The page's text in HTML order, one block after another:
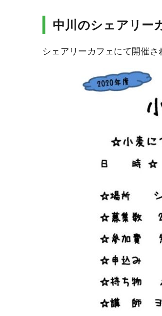
中川のシェアリー
シェアリーカフェにて開催